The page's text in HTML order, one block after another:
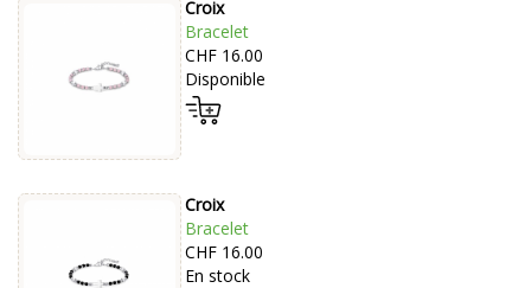
Croix
Bracelet
CHF 16.00
Disponible
Croix
Bracelet
CHF 16.00
En stock